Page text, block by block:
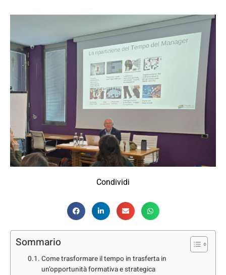
Condividi
Sommario
Come trasformare il tempo in trasferta in
un’opportunità formativa e strategica